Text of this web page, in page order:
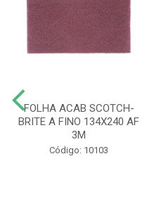
FOLHA ACAB SCOTCH-
BRITE A FINO 134X240 AF
3M
Código: 10103